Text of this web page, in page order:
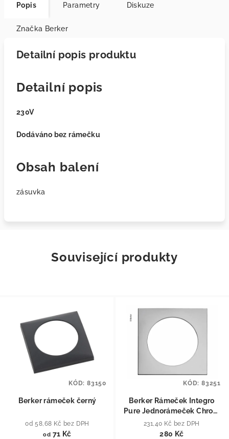
Popis Parametry Diskuze
Značka Berker
Detailní popis produktu
Detailní popis
230V
Dodáváno bez rámečku
Obsah balení
zásuvka
Související produkty
Berker rámeček černý
od 58,68 Kč bez DPH
od 71 Kč
KÓD: 83150
Berker Rámeček Integro
Pure Jednorámeček Chrom
lesk
231,40 Kč bez DPH
280 Kč
KÓD: 83251